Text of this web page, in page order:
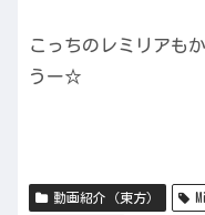
こっちのレミリアも
うー☆
動画紹介（東方）